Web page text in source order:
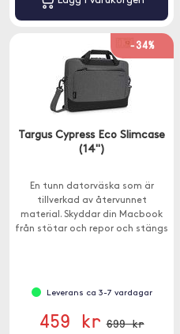
-34%
Targus Cypress Eco Slimcase
(14")
En tunn datorväska som är
tillverkad av återvunnet
material. Skyddar din Macbook
från stötar och repor och stängs
Leverans ca 3-7 vardagar
459 kr 699 kr